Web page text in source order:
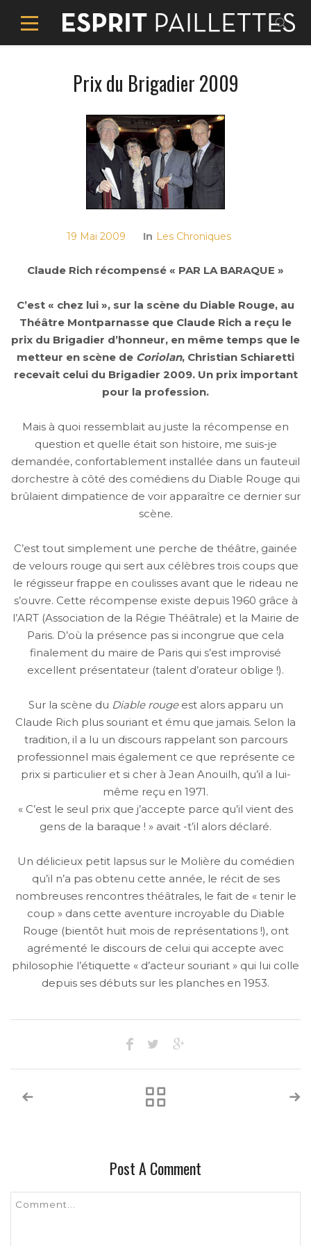
Prix du Brigadier 2009
19 Mai 2009 In Les Chroniques
Claude Rich récompensé « PAR LA BARAQUE »
C’est « chez lui », sur la scène du Diable Rouge, au
Théâtre Montparnasse que Claude Rich a reçu le
prix du Brigadier d’honneur, en même temps que le
metteur en scène de Coriolan, Christian Schiaretti
recevait celui du Brigadier 2009. Un prix important
pour la profession.
Mais à quoi ressemblait au juste la récompense en
question et quelle était son histoire, me suis-je
demandée, confortablement installée dans un fauteuil
dorchestre à côté des comédiens du Diable Rouge qui
brûlaient dimpatience de voir apparaître ce dernier sur
scène.
C’est tout simplement une perche de théâtre, gainée
de velours rouge qui sert aux célèbres trois coups que
le régisseur frappe en coulisses avant que le rideau ne
s’ouvre. Cette récompense existe depuis 1960 grâce à
l’ART (Association de la Régie Théâtrale) et la Mairie de
Paris. D’où la présence pas si incongrue que cela
finalement du maire de Paris qui s’est improvisé
excellent présentateur (talent d’orateur oblige !).
Sur la scène du Diable rougeest alors apparu un
Claude Rich plus souriant et ému que jamais. Selon la
tradition, il a lu un discours rappelant son parcours
professionnel mais également ce que représente ce
prix si particulier et si cher à Jean Anouilh, qu’il a lui-
même reçu en 1971.
« C’est le seul prix que j’accepte parce qu’il vient des
gens de la baraque ! » avait -t’il alors déclaré.
Un délicieux petit lapsus sur le Molière du comédien
qu’il n’a pas obtenu cette année, le récit de ses
nombreuses rencontres théâtrales, le fait de « tenir le
coup » dans cette aventure incroyable du Diable
Rouge (bientôt huit mois de représentations !), ont
agrémenté le discours de celui qui accepte avec
philosophie l’étiquette « d’acteur souriant » qui lui colle
depuis ses débuts sur les planches en 1953.
Post A Comment